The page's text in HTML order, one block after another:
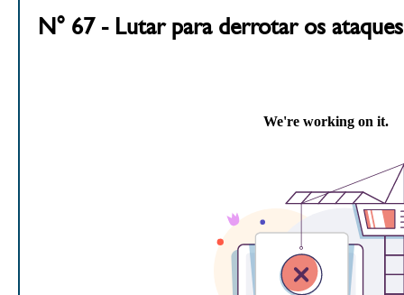
N° 67 - Lutar para derrotar os